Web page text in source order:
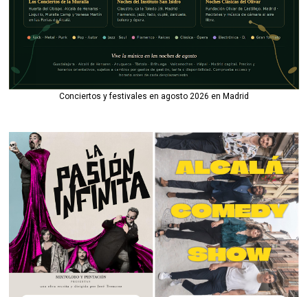
Conciertos y festivales en agosto 2026 en Madrid